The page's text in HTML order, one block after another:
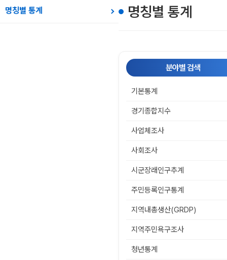
명칭별 통계 명칭별 통계
분야별 검색
기본통계
경기종합지수
사업체조사
사회조사
시군장래인구추계
주민등록인구통계
지역내총생산(GRDP)
지역주민욕구조사
청년통계